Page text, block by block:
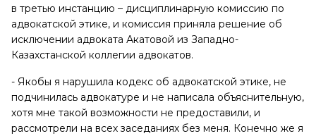
в третью инстанцию – дисциплинарную комиссию по
адвокатской этике, и комиссия приняла решение об
исключении адвоката Акатовой из Западно-
Казахстанской коллегии адвокатов.
- Якобы я нарушила кодекс об адвокатской этике, не
подчинилась адвокатуре и не написала объяснительную,
хотя мне такой возможности не предоставили, и
рассмотрели на всех заседаниях без меня. Конечно же я